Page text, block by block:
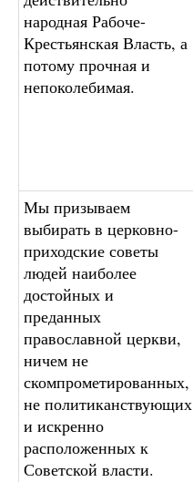
народная Рабоче-
Крестьянская Власть, а
потому прочная и
непоколебимая.
Мы призываем
выбирать в церковно-
приходские советы
людей наиболее
достойных и
преданных
православной церкви,
ничем не
скомпрометированных,
не политиканствующих
и искренно
расположенных к
Советской власти.